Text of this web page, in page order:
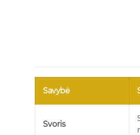
Savybė
Svoris